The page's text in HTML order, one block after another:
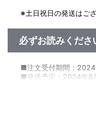
※土日祝日の発送はご
必ずお読みくださ
■注文受付期間：
■発送予定：2024年8